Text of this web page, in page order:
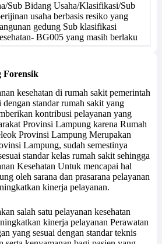
Sub Bidang Usaha/Klasifikasi/Sub
usaha berbasis resiko yang
gedung Sub klasifikasi
BG005 yang masih berlaku
Forensik
kesehatan di rumah sakit pemerintah
dengan standar rumah sakit yang
kontribusi pelayanan yang
Provinsi Lampung karena Rumah
Provinsi Lampung Merupakan
Lampung, sudah semestinya
standar kelas rumah sakit sehingga
Kesehatan Untuk mencapai hal
oleh sarana dan prasarana pelayanan
kinerja pelayanan.
salah satu pelayanan kesehatan
kinerja pelayanan Perawatan
yang sesuai dengan standar teknis